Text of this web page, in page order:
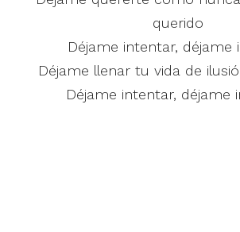
querido
Déjame intentar, déjame
Déjame llenar tu vida de
Déjame intentar, déjame